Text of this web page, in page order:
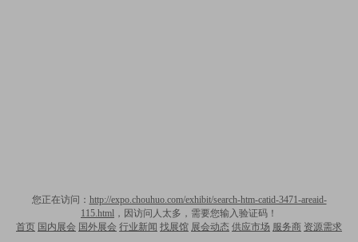
您正在访问： http://expo.chouhuo.com/exhibit/search-htm-catid-3471-areaid-
115.html ，因访问人太多，需要您输入验证码！
首页 国内展会 国外展会 行业新闻 找展馆 展会动态 供应市场 服务商 资源需求